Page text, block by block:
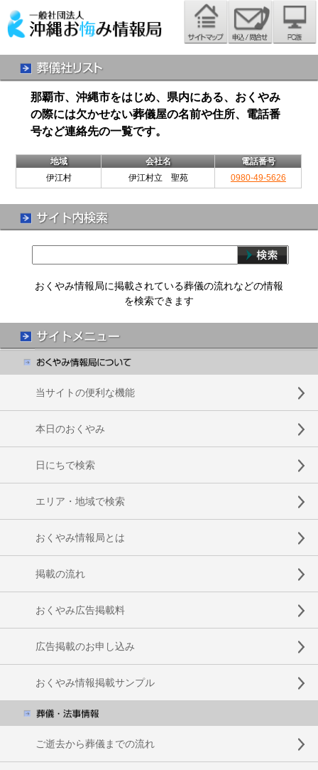
那覇市、沖縄市をはじめ、県内にある、おくやみ
の際には欠かせない葬儀屋の名前や住所、電話番
号など連絡先の一覧です。
地域 会社名
電話番号
伊江村
伊江村立 聖苑 0980-49-5626
おくやみ情報局に掲載されている葬儀の流れなどの情報
を検索できます
当サイトの便利な機能
本日のおくやみ
日にちで検索
エリア・地域で検索
おくやみ情報局とは
掲載の流れ
おくやみ広告掲載料
広告掲載のお申し込み
おくやみ情報掲載サンプル
ご逝去から葬儀までの流れ